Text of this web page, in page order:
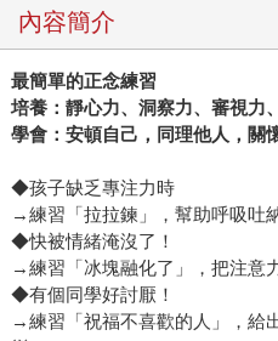
內容簡介
最簡單的正念練習
培養：靜心力、洞察力、審視力
學會：安頓自己，同理他人，關
◆孩子缺乏專注力時
→練習「拉拉鍊」，幫助呼吸吐
◆快被情緒淹沒了！
→練習「冰塊融化了」，把注意
◆有個同學好討厭！
→練習「祝福不喜歡的人」，給